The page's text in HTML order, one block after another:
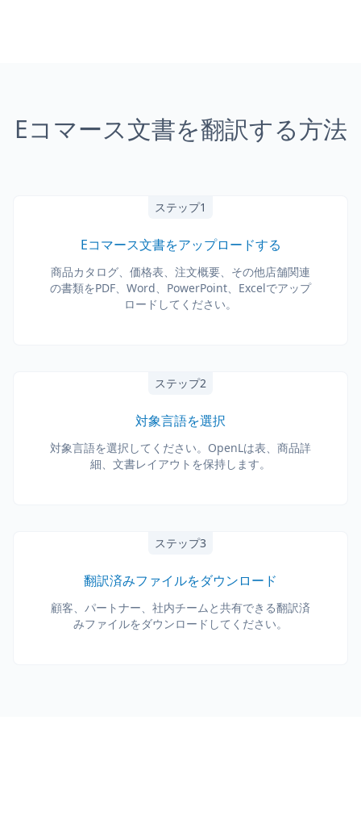
Eコマース文書を翻訳する方法
ステップ1
Eコマース文書をアップロードする
商品カタログ、価格表、注文概要、その他店舗関連
の書類をPDF、Word、PowerPoint、Excelでアップ
ロードしてください。
ステップ2
対象言語を選択
対象言語を選択してください。OpenLは表、商品詳
細、文書レイアウトを保持します。
ステップ3
翻訳済みファイルをダウンロード
顧客、パートナー、社内チームと共有できる翻訳済
みファイルをダウンロードしてください。